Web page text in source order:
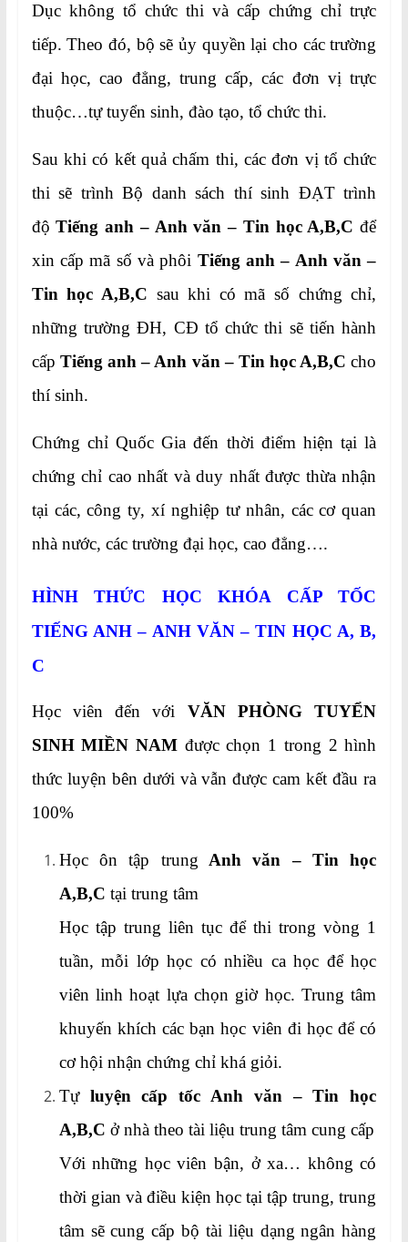
Dục không tổ chức thi và cấp chứng chỉ trực
tiếp. Theo đó, bộ sẽ ủy quyền lại cho các trường
đại học, cao đẳng, trung cấp, các đơn vị trực
thuộc…tự tuyển sinh, đào tạo, tổ chức thi.
Sau khi có kết quả chấm thi, các đơn vị tổ chức
thi sẽ trình Bộ danh sách thí sinh ĐẠT trình
độ Tiếng anh – Anh văn – Tin học A,B,Cđể
xin cấp mã số và phôi Tiếng anh – Anh văn –
Tin học A,B,C sau khi có mã số chứng chỉ,
những trường ĐH, CĐ tổ chức thi sẽ tiến hành
cấp Tiếng anh –Anh văn – Tin học A,B,C cho
thí sinh.
Chứng chỉ Quốc Gia đến thời điểm hiện tại là
chứng chỉ cao nhất và duy nhất được thừa nhận
tại các, công ty, xí nghiệp tư nhân, các cơ quan
nhà nước, các trường đại học, cao đẳng….
HÌNH THỨC HỌC KHÓA CẤP TỐC
TIẾNG ANH – ANH VĂN – TIN HỌC A, B,
C
Học viên đến với VĂN PHÒNG TUYỂN
SINH MIỀN NAM được chọn 1 trong 2 hình
thức luyện bên dưới và vẫn được cam kết đầu ra
100%
Học ôn tập trung Anh văn – Tin học
A,B,C tại trung tâm
Học tập trung liên tục để thi trong vòng 1
tuần, mỗi lớp học có nhiều ca học để học
viên linh hoạt lựa chọn giờ học. Trung tâm
khuyến khích các bạn học viên đi học để có
cơ hội nhận chứng chỉ khá giỏi.
Tự luyện cấp tốc Anh văn – Tin học
A,B,C ở nhà theo tài liệu trung tâm cung cấp
Với những học viên bận, ở xa… không có
thời gian và điều kiện học tại tập trung, trung
tâm sẽ cung cấp bộ tài liệu dạng ngân hàng